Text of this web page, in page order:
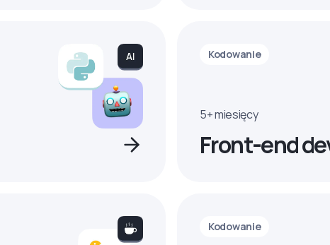
Kodowanie
5+ miesięcy
Front-end
Kodowanie